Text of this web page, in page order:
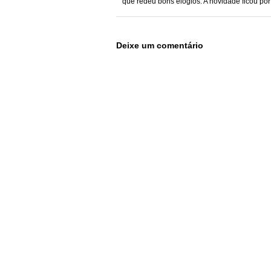
Deixe um comentário